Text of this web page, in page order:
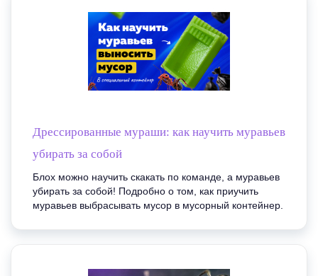
Дрессированные мураши: как научить муравьев
убирать за собой
Блох можно научить скакать по команде, а муравьев
убирать за собой! Подробно о том, как приучить
муравьев выбрасывать мусор в мусорный контейнер.